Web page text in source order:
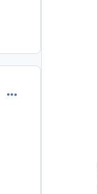
comment_424758